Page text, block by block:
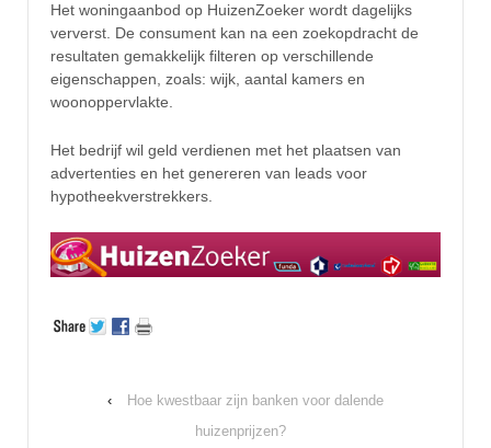
Het woningaanbod op HuizenZoeker wordt dagelijks
ververst. De consument kan na een zoekopdracht de
resultaten gemakkelijk filteren op verschillende
eigenschappen, zoals: wijk, aantal kamers en
woonoppervlakte.
Het bedrijf wil geld verdienen met het plaatsen van
advertenties en het genereren van leads voor
hypotheekverstrekkers.
‹
Hoe kwestbaar zijn banken voor dalende
huizenprijzen?